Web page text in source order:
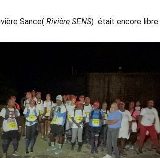
Sance( Rivière SENS) était encore libre.